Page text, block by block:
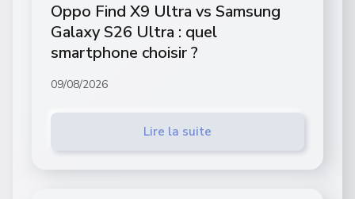
Oppo Find X9 Ultra vs Samsung
Galaxy S26 Ultra : quel
smartphone choisir ?
09/08/2026
Lire la suite